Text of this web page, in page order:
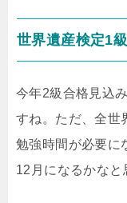
世界遺産検定1級
今年2級合格見込
すね。ただ、全世
勉強時間が必要に
12月になるかなと